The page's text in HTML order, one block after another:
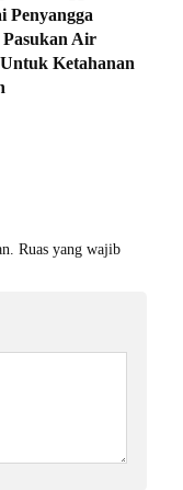
Penyangga
Air
Ketahanan
Ruas yang wajib